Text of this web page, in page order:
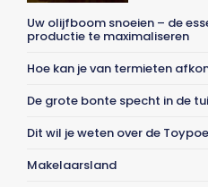
Uw olijfboom snoeien – de
productie te maximaliseren
Hoe kan je van termieten
De grote bonte specht in de
Dit wil je weten over de
Makelaarsland